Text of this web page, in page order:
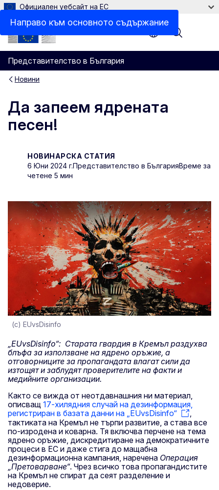
Направо към основното съдържание
Официален уебсайт на ЕС
Представителство в България
Menu
Новини
Да запеем ядрената
песен!
НОВИНАРСКА СТАТИЯ
6 Юни 2024 г.Представителство в БългарияВреме за
четене 5 мин
(c) EUvsDisinfo
„EUvsDisinfo“: Старата гвардия в Кремъл раздухва
блъфа за използване на ядрено оръжие, а
отговорниците за пропагандата влагат сили да
изтощят и заблудят проверителите на факти и
медийните организации.
Както се вижда от неотдавнашния ни материал,
описващ 17-хилядния случай на дезинформация,
регистриран в базата данни на „EUvsDisinfo“
тактиката на Кремъл не търпи развитие, а става все
по-изродена и коварна. Тя включва перчене на тема
ядрено оръжие, дискредитиране на демократичните
процеси в ЕС и даже стига до мащабна
дезинформационна кампания, наречена Операция
„Претоварване“. Чрез всичко това пропагандистите
на Кремъл не спират да сеят разделение и
недоверие.